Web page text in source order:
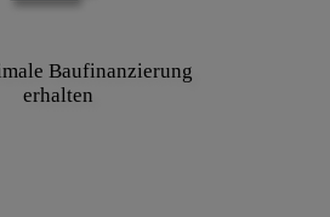
Baufinanzierung
erhalten